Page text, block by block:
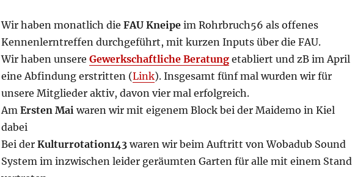
Wir haben monatlich die FAU Kneipeim Rohrbruch56 als offenes
Kennenlerntreffen durchgeführt, mit kurzen Inputs über die FAU.
Wir haben unsere Gewerkschaftliche Beratungetabliert und zB im April
eine Abfindung erstritten (Link). Insgesamt fünf mal wurden wir für
unsere Mitglieder aktiv, davon vier mal erfolgreich.
Am Ersten Mai waren wir mit eigenem Block bei der Maidemo in Kiel
dabei
Bei der Kulturrotation143waren wir beim Auftritt von Wobadub Sound
System im inzwischen leider geräumten Garten für alle mit einem Stand